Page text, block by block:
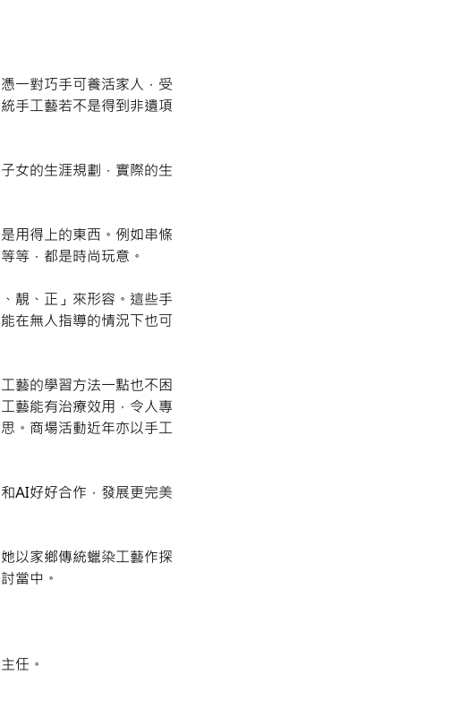
一對巧手可養活家人，受
手工藝若不是得到非遺項
女的生涯規劃，實際的生
用得上的東西。例如串條
等，都是時尚玩意。
靚、正」來形容。這些手
在無人指導的情況下也可
藝的學習方法一點也不困
藝能有治療效用，令人專
。商場活動近年亦以手工
AI好好合作，發展更完美
以家鄉傳統蠟染工藝作探
當中。
任。